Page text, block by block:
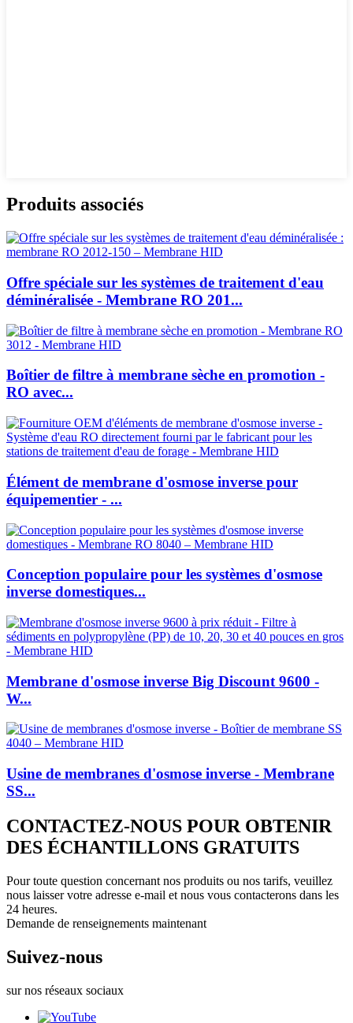
Produits associés
Offre spéciale sur les systèmes de traitement d'eau
déminéralisée - Membrane RO 201...
Boîtier de filtre à membrane sèche en promotion -
RO avec...
Élément de membrane d'osmose inverse pour
équipementier - ...
Conception populaire pour les systèmes d'osmose
inverse domestiques...
Membrane d'osmose inverse Big Discount 9600 -
W...
Usine de membranes d'osmose inverse - Membrane
SS...
CONTACTEZ-NOUS POUR OBTENIR
DES ÉCHANTILLONS GRATUITS
Pour toute question concernant nos produits ou nos tarifs, veuillez
nous laisser votre adresse e-mail et nous vous contacterons dans les
24 heures.
Demande de renseignements maintenant
Suivez-nous
sur nos réseaux sociaux